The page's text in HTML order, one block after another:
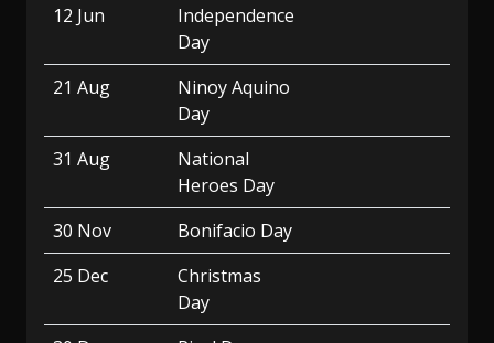
12 Jun
Independence
Day
21 Aug
Ninoy Aquino
Day
31 Aug
National
Heroes Day
30 Nov
Bonifacio Day
25 Dec
Christmas
Day